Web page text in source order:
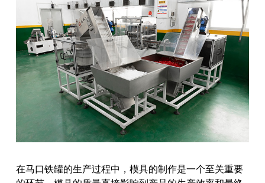
在马口铁罐的生产过程中，模具的制作是一个至关重要